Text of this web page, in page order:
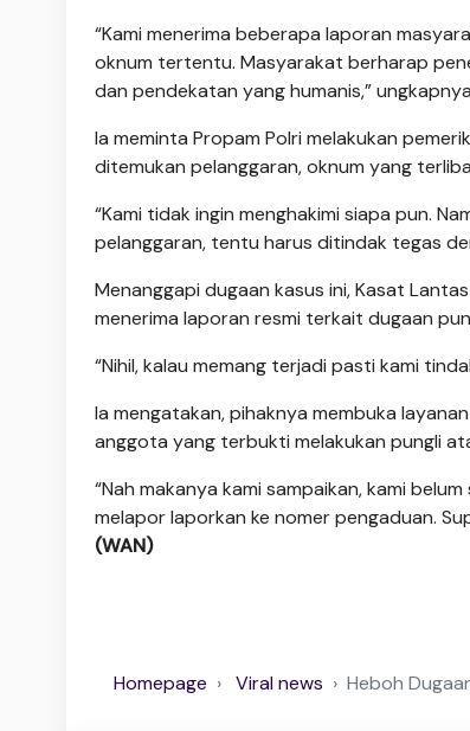
“Kami menerima beberapa laporan
oknum tertentu. Masyarakat berharap
dan pendekatan yang humanis,”
Ia meminta Propam Polri melakukan
ditemukan pelanggaran, oknum yang
“Kami tidak ingin menghakimi siapa pun.
pelanggaran, tentu harus ditindak tegas
Menanggapi dugaan kasus ini, Kasat
menerima laporan resmi terkait dugaan
“Nihil, kalau memang terjadi pasti kami
Ia mengatakan, pihaknya membuka
anggota yang terbukti melakukan pungli
“Nah makanya kami sampaikan, kami
melapor laporkan ke nomer pengaduan.
(WAN)
Homepage Viral news Heboh